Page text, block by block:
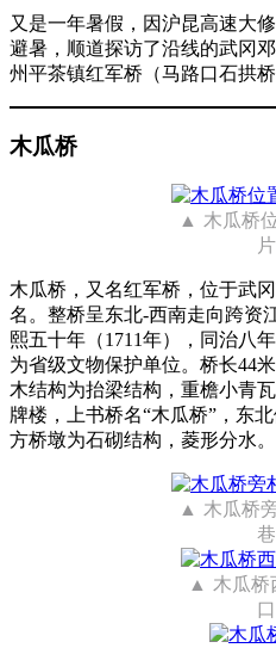
又是一年暑假，因沪昆高速大
避暑，顺道探访了沿线的武冈
州平茶镇红军桥（马路口石拱
木瓜桥
木瓜桥
片
木瓜桥，又名红军桥，位于武
名。整桥呈东北-西南走向跨资
熙五十年（1711年），同治八
为省级文物保护单位。桥长44
木结构为抬梁结构，重檐小青
牌楼，上书桥名“木瓜桥”，东
方桥墩为石砌结构，菱形分水。
木瓜桥
巷
木瓜桥
口